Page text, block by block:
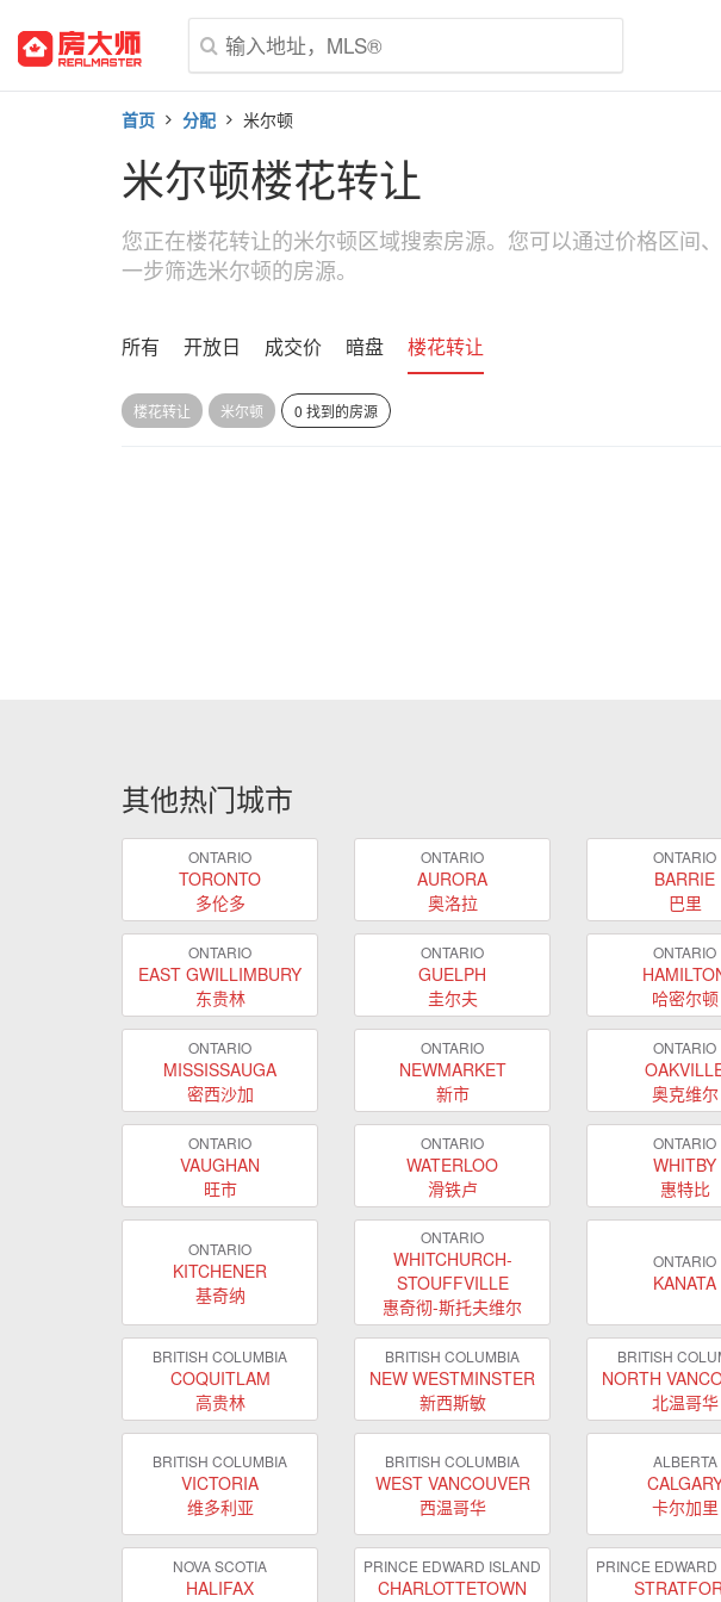
首页 分配 米尔顿
米尔顿楼花转让
您正在楼花转让的米尔顿区域搜索房源。您可以通过价格区间
一步筛选米尔顿的房源。
所有 开放日 成交价 暗盘 楼花转让
楼花转让 米尔顿 0 找到的房源
其他热门城市
ONTARIO
TORONTO
多伦多
ONTARIO
AURORA
奥洛拉
ONTARIO
BARRIE
巴里
ONTARIO
EAST GWILLIMBURY
东贵林
ONTARIO
GUELPH
圭尔夫
ONTARIO
哈密尔顿
ONTARIO
MISSISSAUGA
密西沙加
ONTARIO
NEWMARKET
新市
ONTARIO
奥克维尔
ONTARIO
VAUGHAN
旺市
ONTARIO
WATERLOO
滑铁卢
ONTARIO
WHITBY
惠特比
ONTARIO
KITCHENER
基奇纳
ONTARIO
WHITCHURCH-
STOUFFVILLE
惠奇彻-斯托夫维尔
ONTARIO
KANATA
BRITISH COLUMBIA
COQUITLAM
高贵林
BRITISH COLUMBIA
NEW WESTMINSTER
新西斯敏
BRITISH
NORTH
北温哥华
BRITISH COLUMBIA
VICTORIA
维多利亚
BRITISH COLUMBIA
WEST VANCOUVER
西温哥华
ALBERTA
卡尔加里
NOVA SCOTIA
HALIFAX
PRINCE EDWARD ISLAND
CHARLOTTETOWN
PRINCE